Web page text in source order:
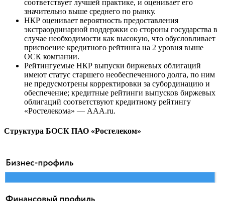
соответствует лучшей практике, и оценивает его
значительно выше среднего по рынку.
НКР оценивает вероятность предоставления
экстраординарной поддержки со стороны государства в
случае необходимости как высокую, что обусловливает
присвоение кредитного рейтинга на 2 уровня выше
ОСК компании.
Рейтингуемые НКР выпуски биржевых облигаций
имеют статус старшего необеспеченного долга, по ним
не предусмотрены корректировки за субординацию и
обеспечение; кредитные рейтинги выпусков биржевых
облигаций соответствуют кредитному рейтингу
«Ростелекома» — ААA.ru.
Структура БОСК ПАО «Ростелеком»